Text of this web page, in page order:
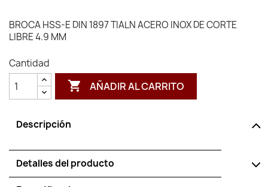
BROCA HSS-E DIN 1897 TIALN ACERO INOX DE CORTE
LIBRE 4.9 MM
Cantidad
 AÑADIR AL CARRITO
Descripción
Detalles del producto